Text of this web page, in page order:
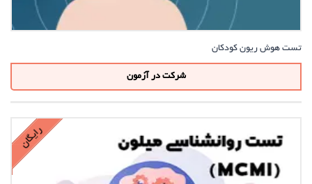
تست هوش ریون کودکان
شرکت در آزمون
رایگان